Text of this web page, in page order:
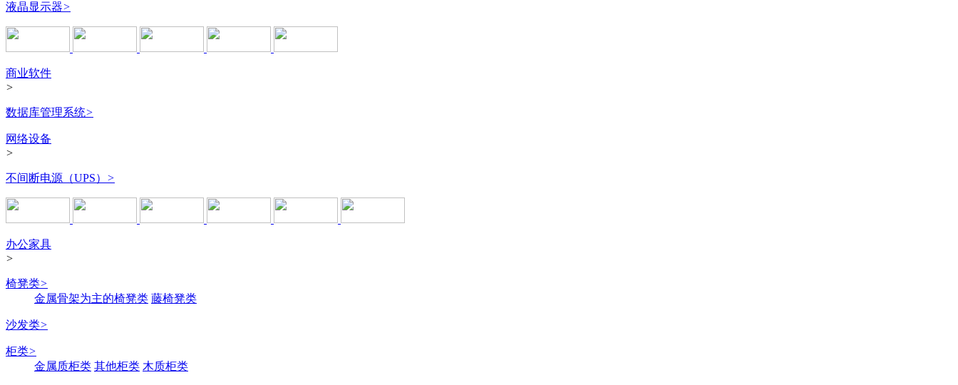
液晶显示器>
商业软件
>
数据库管理系统>
网络设备
>
不间断电源（UPS） >
办公家具
>
椅凳类>
金属骨架为主的椅凳类 藤椅凳类
沙发类>
柜类>
金属质柜类 其他柜类 木质柜类